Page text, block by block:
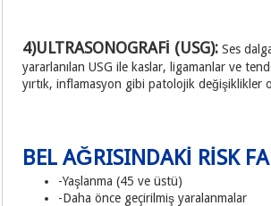
4)ULTRASONOGRAFİ (USG): Ses
yararlanılan USG ile kaslar, ligamanlar ve
yırtık, inflamasyon gibi patolojik değişiklikler
BEL AĞRISINDAKİ RİSK
-Yaşlanma (45 ve üstü)
-Daha önce geçirilmiş yaralanmalar